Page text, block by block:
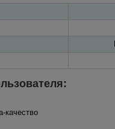
качество